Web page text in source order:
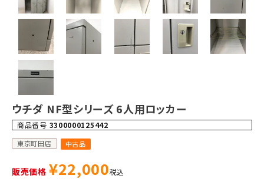
ウチダ NF型シリーズ 6人用ロッカー
商品番号 3300000125442
東京町田店 中古品
販売価格 ¥22,000税込